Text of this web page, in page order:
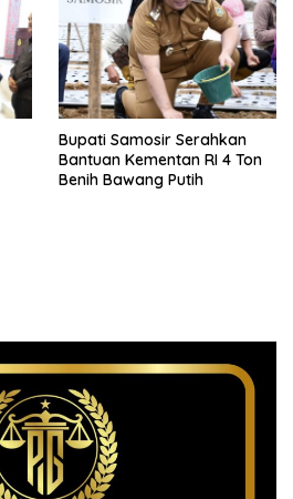
Bupati Samosir Serahkan
Bantuan Kementan RI 4 Ton
Benih Bawang Putih